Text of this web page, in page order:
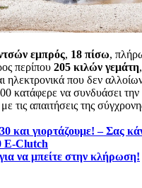
εμπρός, 18 πίσω,
περίπου 205 κιλών γεμάτη
ηλεκτρονικά που δεν
κατάφερε να συνδυάσει
τις απαιτήσεις της
και γιορτάζουμε! – Σας
E-Clutch
να μπείτε στην κλήρωση!